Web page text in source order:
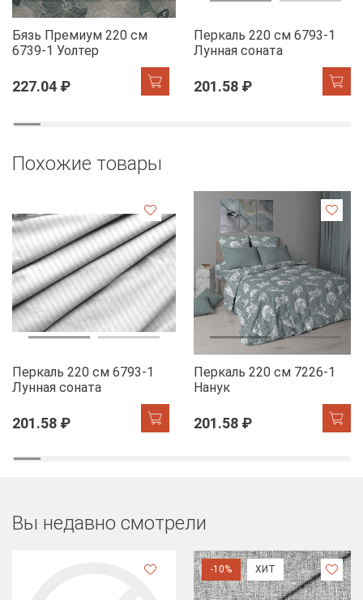
Бязь Премиум 220 см
6739-1 Уолтер
227.04 ₽
Перкаль 220 см 6793-1
Лунная соната
201.58 ₽
Похожие товары
Перкаль 220 см 6793-1
Лунная соната
201.58 ₽
Перкаль 220 см 7226-1
Нанук
201.58 ₽
Вы недавно смотрели
-10% ХИТ